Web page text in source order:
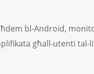
bl-Android,
għall-utenti tal-